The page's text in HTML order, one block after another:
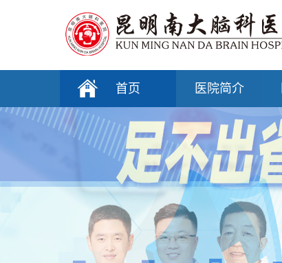
首页 医院简介